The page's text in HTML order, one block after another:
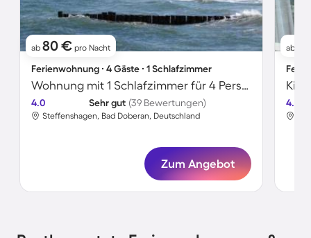
ab 80 € pro Nacht
Ferienwohnung ∙ 4 Gäste ∙ 1 Schlafzimmer
Wohnung mit 1 Schlafzimmer für 4 Personen
4.0 Sehr gut (39 Bewertungen)
Steffenshagen, Bad Doberan, Deutschland
Zum Angebot
ab
4.2